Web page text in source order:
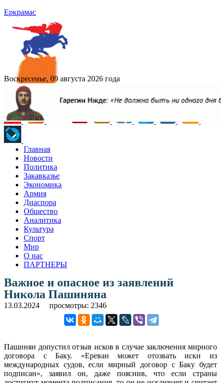
Еркрамас
Воскресенье, 09 августа 2026 года
Главная
Новости
Политика
Закавказье
Экономика
Армия
Диаспора
Общество
Аналитика
Культура
Спорт
Мир
О нас
ПАРТНЕРЫ
Важное и опасное из заявлений
Никола Пашиняна
13.03.2024 просмотры: 2346
Пашинян допустил отзыв исков в случае заключения мирного
договора с Баку. «Ереван может отозвать иски из
международных судов, если мирный договор с Баку будет
подписан», заявил он, даже пояснив, что если страны